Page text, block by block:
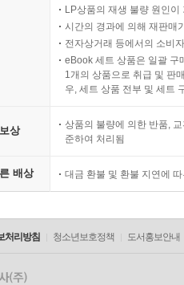
LP상품의 재생 불량 원인
시간의 경과에 의해 재판매
전자상거래 등에서의 소비
eBook 세트 상품은 일괄 구
1개의 상품으로 취급 및 판
우, 세트 상품 전부 및 세트
상
상품의 불량에 의한 반품,
준하여 처리됨
배상 대금 환불 및 환불 지연에
처리방침 청소년보호정책 도서홍보안내